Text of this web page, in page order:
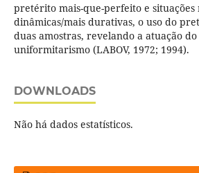
pretérito mais-que-perfeito e situações
dinâmicas/mais durativas, o uso do
duas amostras, revelando a atuação
uniformitarismo (LABOV, 1972; 1994).
DOWNLOADS
Não há dados estatísticos.